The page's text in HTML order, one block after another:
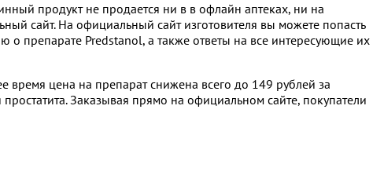
продукт не продается ни в в офлайн аптеках, ни на
сайт. На официальный сайт изготовителя вы можете попасть
о препарате Predstanol, а также ответы на все интересующие их
время цена на препарат снижена всего до 149 рублей за
Заказывая прямо на официальном сайте, покупатели